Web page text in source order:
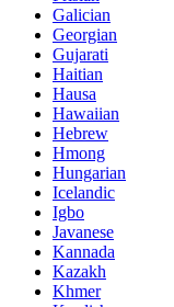
Galician
Georgian
Gujarati
Haitian
Hausa
Hawaiian
Hebrew
Hmong
Hungarian
Icelandic
Igbo
Javanese
Kannada
Kazakh
Khmer